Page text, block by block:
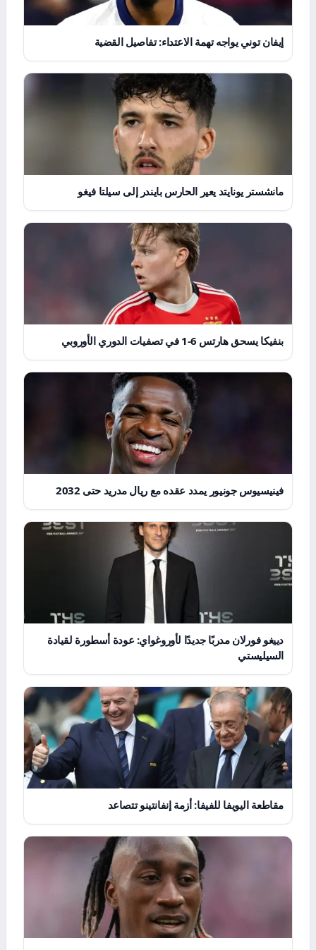
إيفان توني يواجه تهمة الاعتداء: تفاصيل القضية
مانشستر يونايتد يعير الحارس بايندر إلى سيلتا فيغو
بنفيكا يسحق هارتس 6-1 في تصفيات الدوري الأوروبي
فينيسيوس جونيور يمدد عقده مع ريال مدريد حتى 2032
دييغو فورلان مدربًا جديدًا لأوروغواي: عودة أسطورة لقيادة
السيليستي
مقاطعة اليويفا للفيفا: أزمة إنفانتينو تتصاعد